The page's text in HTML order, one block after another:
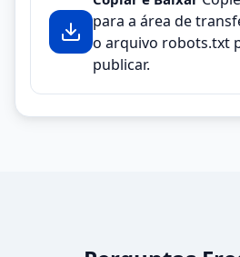
para a área de
o arquivo robots.txt
publicar.